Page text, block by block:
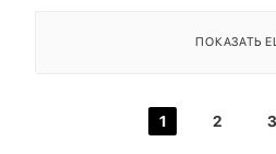
ПОКАЗАТЬ
1 2 3